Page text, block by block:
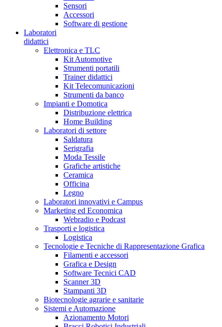
Sensori
Accessori
Software di gestione
Laboratori
didattici
Elettronica e TLC
Kit Automotive
Strumenti portatili
Trainer didattici
Kit Telecomunicazioni
Strumenti da banco
Impianti e Domotica
Distribuzione elettrica
Home Building
Laboratori di settore
Saldatura
Serigrafia
Moda Tessile
Grafiche artistiche
Ceramica
Officina
Legno
Laboratori innovativi e Campus
Marketing ed Economica
Webradio e Podcast
Trasporti e logistica
Logistica
Tecnologie e Tecniche di Rappresentazione Grafica
Filamenti e accessori
Grafica e Design
Software Tecnici CAD
Scanner 3D
Stampanti 3D
Biotecnologie agrarie e sanitarie
Sistemi e Automazione
Azionamento Motori